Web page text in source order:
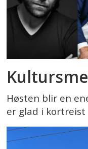
Høsten blir en
er glad i kortreist